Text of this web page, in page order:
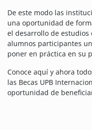
De este modo las
una oportunidad de
el desarrollo de estudios
alumnos participantes
poner en práctica en su
Conoce aquí y ahora
las Becas UPB
oportunidad de